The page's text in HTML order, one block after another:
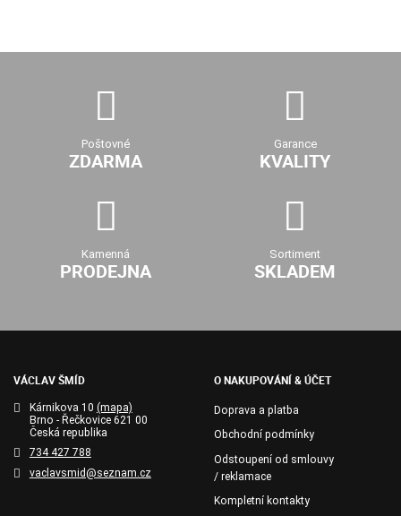
Poštovné
ZDARMA
Garance
KVALITY
Kamenná
PRODEJNA
Sortiment
SKLADEM
VÁCLAV ŠMÍD
Kárnikova 10 (mapa)
Brno - Řečkovice 621 00
Česká republika
734 427 788
vaclavsmid@seznam.cz
O NAKUPOVÁNÍ & ÚČET
Doprava a platba
Obchodní podmínky
Odstoupení od smlouvy
/ reklamace
Kompletní kontakty